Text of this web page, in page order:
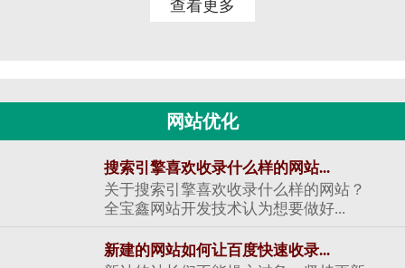
查看更多
网站优化
搜索引擎喜欢收录什么样的网站...
关于搜索引擎喜欢收录什么样的网站？
全宝鑫网站开发技术认为想要做好...
新建的网站如何让百度快速收录...